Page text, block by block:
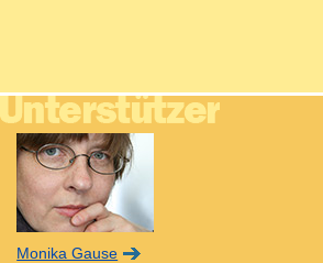
Monika Gause